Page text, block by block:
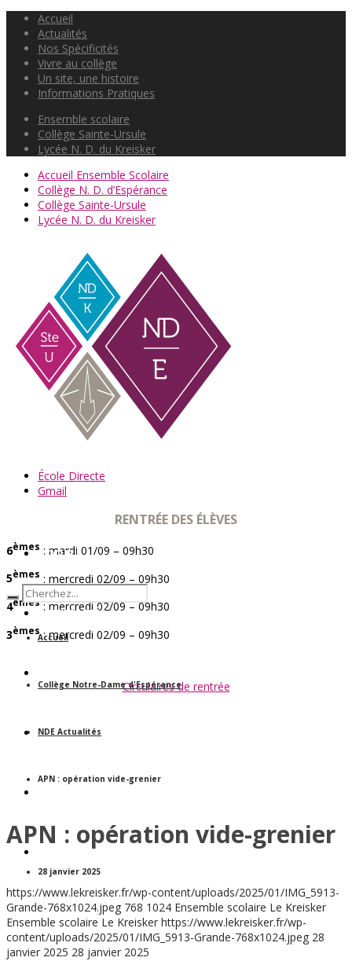
Accueil
Actualités
Nos Spécificités
Vivre au collège
Un site, une histoire
Informations Pratiques
Ensemble scolaire
Collège Sainte-Ursule
Lycée N. D. du Kreisker
Accueil Ensemble Scolaire
Collège N. D. d’Espérance
Collège Sainte-Ursule
Lycée N. D. du Kreisker
École Directe
Gmail
RENTRÉE DES ÉLÈVES
6èmes : mardi 01/09 – 09h30
5èmes : mercredi 02/09 – 09h30
4èmes: mercredi 02/09 – 09h30
3èmes: mercredi 02/09 – 09h30
Circulaires de rentrée
ACCUEIL
ACTUALITÉS
VIVRE AU COLLÈGE
INFORMATIONS PRATIQUES
Accueil
Collège Notre-Dame d'Espérance
NDE Actualités
APN : opération vide-grenier
APN : opération vide-grenier
28 janvier 2025
https://www.lekreisker.fr/wp-content/uploads/2025/01/IMG_5913-
Grande-768x1024.jpeg 768 1024 Ensemble scolaire Le Kreisker
Ensemble scolaire Le Kreisker https://www.lekreisker.fr/wp-
content/uploads/2025/01/IMG_5913-Grande-768x1024.jpeg 28
janvier 2025 28 janvier 2025